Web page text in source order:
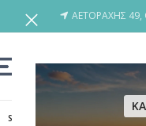
ΑΕΤΟΡΑΧΗΣ 49,
SOLD OUT